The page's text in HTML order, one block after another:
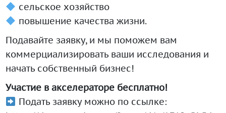
сельское хозяйство
повышение качества жизни.
Подавайте заявку, и мы поможем вам
коммерциализировать ваши исследования и
начать собственный бизнес!
Участие в акселераторе бесплатно!
Подать заявку можно по ссылке: